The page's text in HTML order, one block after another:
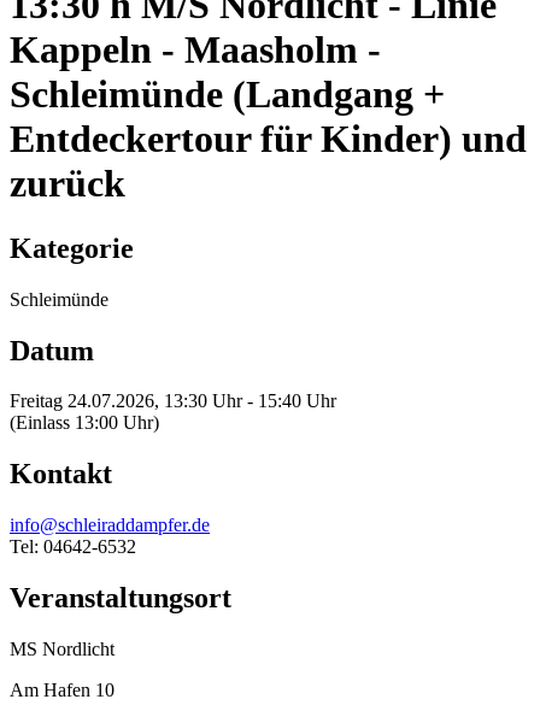
Kappeln - Maasholm -
Schleimünde (Landgang +
Entdeckertour für Kinder) und
zurück
Kategorie
Schleimünde
Datum
Freitag 24.07.2026, 13:30 Uhr - 15:40 Uhr
(Einlass 13:00 Uhr)
Kontakt
info@schleiraddampfer.de
Tel: 04642-6532
Veranstaltungsort
MS Nordlicht
Am Hafen 10